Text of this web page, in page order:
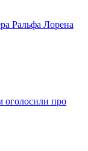
Ральфа Лорена
оголосили про